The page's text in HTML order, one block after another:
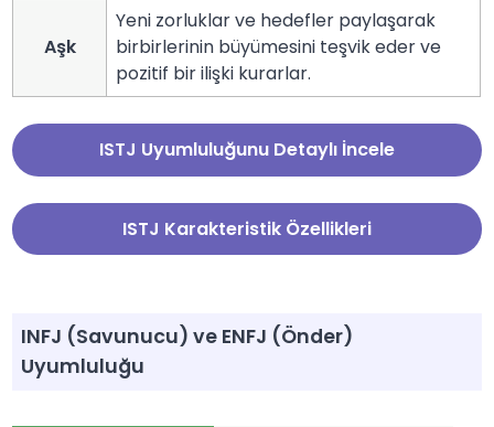
Aşk
Yeni zorluklar ve hedefler paylaşarak
birbirlerinin büyümesini teşvik eder ve
pozitif bir ilişki kurarlar.
ISTJ Uyumluluğunu Detaylı İncele
ISTJ Karakteristik Özellikleri
INFJ (Savunucu) ve ENFJ (Önder)
Uyumluluğu